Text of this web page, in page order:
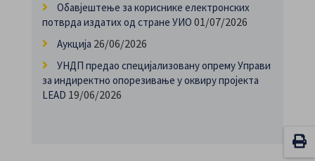
Обавјештење за кориснике електронских
потврда издатих од стране УИО 01/07/2026
Аукција 26/06/2026
УНДП предао специјализовану опрему Управи
за индиректно опорезивање у оквиру пројекта
LEAD 19/06/2026